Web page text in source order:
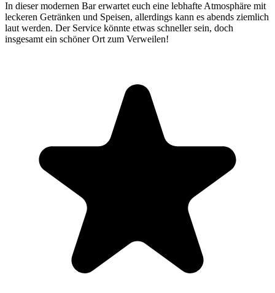
In dieser modernen Bar erwartet euch eine lebhafte Atmosphäre mit
leckeren Getränken und Speisen, allerdings kann es abends ziemlich
laut werden. Der Service könnte etwas schneller sein, doch
insgesamt ein schöner Ort zum Verweilen!